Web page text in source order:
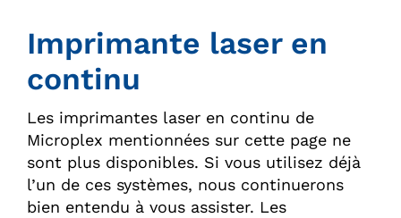
Imprimante laser en
continu
Les imprimantes laser en continu de
Microplex mentionnées sur cette page ne
sont plus disponibles. Si vous utilisez déjà
l’un de ces systèmes, nous continuerons
bien entendu à vous assister. Les